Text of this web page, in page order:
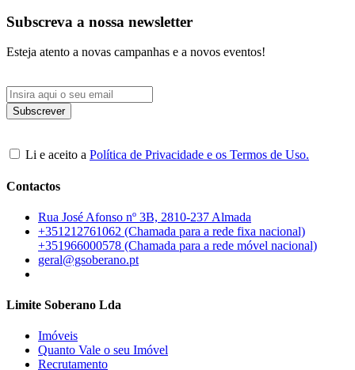
Subscreva a nossa newsletter
Esteja atento a novas campanhas e a novos eventos!
Li e aceito a Política de Privacidade e os Termos de Uso.
Contactos
Rua José Afonso nº 3B, 2810-237 Almada
+351212761062 (Chamada para a rede fixa nacional)
+351966000578 (Chamada para a rede móvel nacional)
geral@gsoberano.pt
Limite Soberano Lda
Imóveis
Quanto Vale o seu Imóvel
Recrutamento